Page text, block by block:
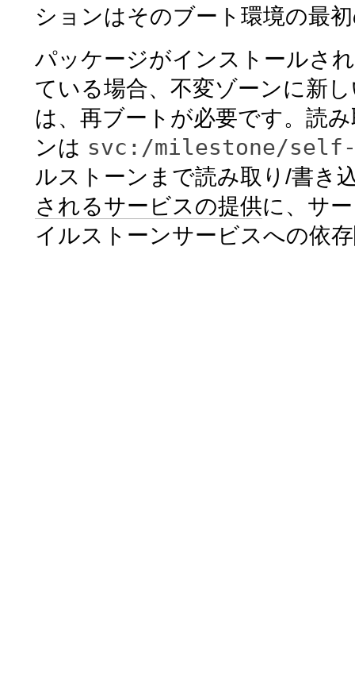
ションはそのブート環境の最
パッケージがインストールさ
ている場合、不変ゾーンに新
は、再ブートが必要です。読
ンは svc:/milestone/self-
ルストーンまで読み取り/書き
されるサービスの提供に、サ
イルストーンサービスへの依